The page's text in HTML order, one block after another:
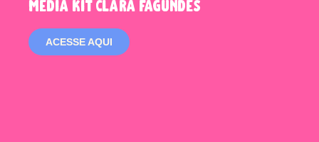
media kit clara fagundes
ACESSE AQUI